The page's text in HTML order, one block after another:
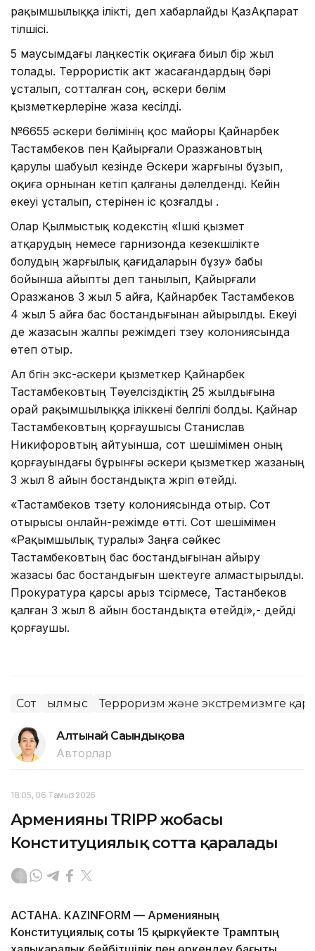
рақымшылыққа ілікті, деп хабарлайды ҚазАқпарат
тілшісі.
5 маусымдағы лаңкестік оқиғаға биыл бір жыл
толады. Террористік акт жасағандардың бәрі
ұсталып, сотталған соң, әскери бөлім
қызметкерлеріне жаза кесілді.
№6655 әскери бөлімінің қос майоры Қайнарбек
Тастамбеков пен Қайырғали Оразжановтың
қарулы шабуыл кезінде Әскери жарғыны бұзып,
оқиға орнынан кетіп қалғаны дәлелденді. Кейін
екеуі ұсталып, үстерінен іс қозғалды .
Олар Қылмыстық кодекстің «Iшкi қызмет
атқарудың немесе гарнизонда кезекшілікте
болудың жарғылық қағидаларын бұзу» бабы
бойынша айыпты деп танылып, Қайырғали
Оразжанов 3 жыл 5 айға, Қайнарбек Тастамбеков
4 жыл 5 айға бас бостандығынан айырылды. Екеуі
де жазасын жалпы режімдегі түзеу колониясында
өтеп отыр.
Ал бүгін экс-әскери қызметкер Қайнарбек
Тастамбековтың Тәуелсіздіктің 25 жылдығына
орай рақымшылыққа іліккені белгілі болды. Қайнар
Тастамбековтың қорғаушысы Станислав
Никифоровтың айтуынша, сот шешімімен оның
қорғауындағы бұрынғы әскери қызметкер жазаның
3 жыл 8 айын бостандықта жүріп өтейді.
«Тастамбеков түзету колониясында отыр. Сот
отырысы онлайн-режімде өтті. Сот шешімімен
«Рақымшылық туралы» Заңға сәйкес
Тастамбековтың бас бостандығынан айыру
жазасы бас бостандығын шектеуге алмастырылды.
Прокуратура қарсы арыз түсірмесе, Тастанбеков
қалған 3 жыл 8 айын бостандықта өтейді»,- дейді
қорғаушы.
Сот Қылмыс Терроризм және экстремизмге
Алтынай Сағындықова
Авторлар
18:05, 06 Тамыз 2026
Арменияның TRIPP жобасы
Конституциялық сотта қаралады
АСТАНА. KAZINFORM — Арменияның
Конституциялық соты 15 қыркүйекте Трамптың